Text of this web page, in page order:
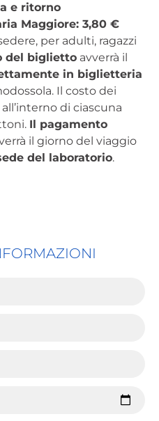
e ritorno
Maggiore: 3,80 €
per adulti, ragazzi
del biglietto avverrà il
in biglietteria
Il costo dei
di ciascuna
Il pagamento
il giorno del viaggio
del laboratorio.